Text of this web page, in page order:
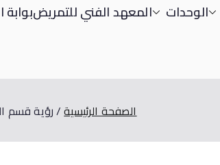
الوحدات المعهد الفني للتمريض
الصفحة الرئيسية رؤية قسم